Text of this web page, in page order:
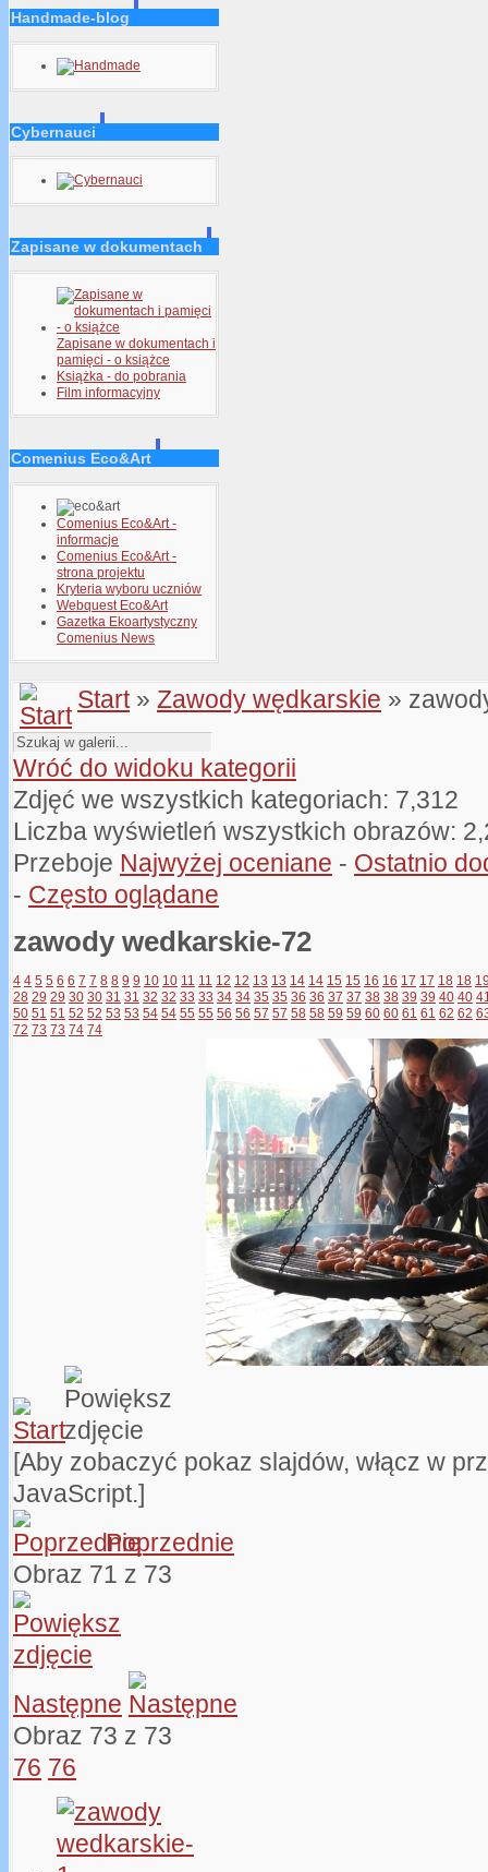
Handmade-blog
Cybernauci
Zapisane w dokumentach
Zapisane w dokumentach i
pamięci - o książce
Książka - do pobrania
Film informacyjny
Comenius Eco&Art
Comenius Eco&Art -
informacje
Comenius Eco&Art -
strona projektu
Kryteria wyboru uczniów
Webquest Eco&Art
Gazetka Ekoartystyczny
Comenius News
Start» Zawody wędkarskie »
Wróć do widoku kategorii
Zdjęć we wszystkich kategoriach: 7,312
Liczba wyświetleń wszystkich obrazów:
Przeboje Najwyżej oceniane - Ostatnio
- Często oglądane
zawody wedkarskie-72
4 4 5 5 6 6 7 7 8 8 9 9 10 10 11 11 12 12 13 13 14 14 15 15 16 16 17 17 18 18
28 29 29 30 30 31 31 32 32 33 33 34 34 35 35 36 36 37 37 38 38 39 39 40 40
50 51 51 52 52 53 53 54 54 55 55 56 56 57 57 58 58 59 59 60 60 61 61 62 62
72 73 73 74 74
[Aby zobaczyć pokaz slajdów, włącz w
JavaScript.]
Poprzednie
Obraz 71 z 73
Następne
Obraz 73 z 73
76 76